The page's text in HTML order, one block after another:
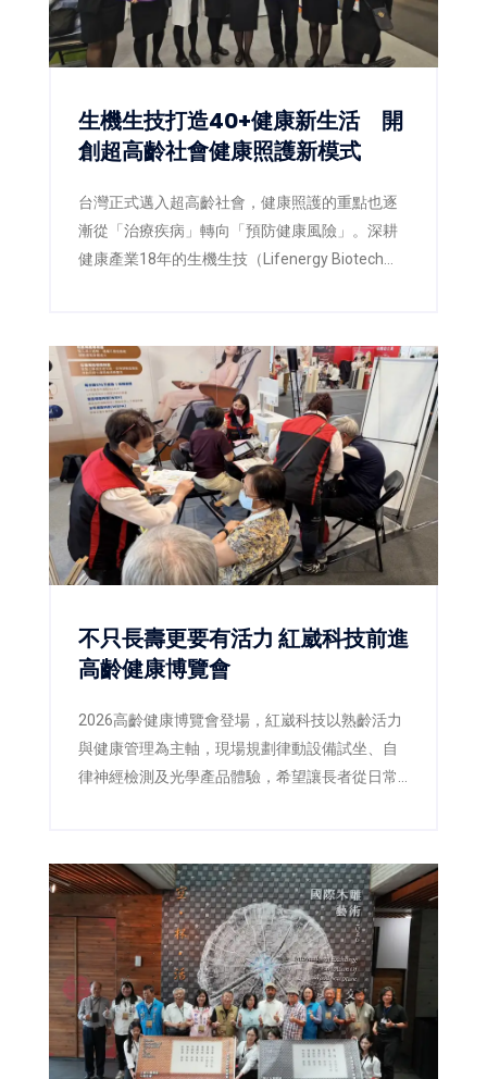
生機生技打造40+健康新生活 開
創超高齡社會健康照護新模式
台灣正式邁入超高齡社會，健康照護的重點也逐
漸從「治療疾病」轉向「預防健康風險」。深耕
健康產業18年的生機生技（Lifenergy Biotech
「2026高齡健康產業博覽會」上，打造兼具專業
衛教、互動體驗與智慧健康概念的展區，希望透
過健康教育、藥師專業及AI科技，翻轉民眾對健
康管理的既有觀念，讓「健康，不該等到生病才
開始」成為全民日常。
不只長壽更要有活力 紅崴科技前進
高齡健康博覽會
2026高齡健康博覽會登場，紅崴科技以熟齡活力
與健康管理為主軸，現場規劃律動設備試坐、自
律神經檢測及光學產品體驗，希望讓長者從日常